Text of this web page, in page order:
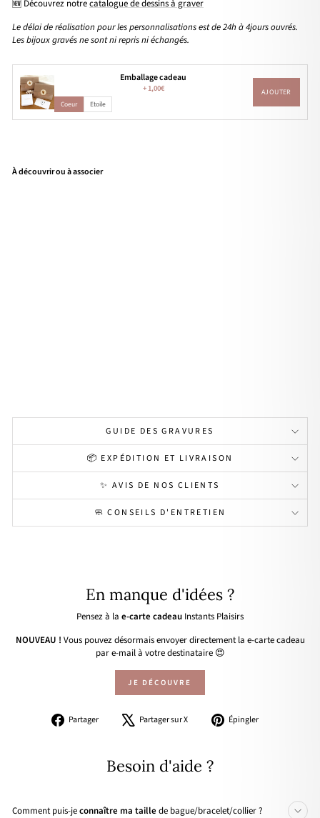
🆕 Découvrez notrecatalogue de dessins à graver
Le délai de réalisation pour les personnalisations est de 24h à 4jours ouvrés.
Les bijoux gravés ne sont ni repris ni échangés.
Emballage cadeau
+1,00€
Coeur Etoile
AJOUTER
À découvrir ou à associer
GUIDE DES GRAVURES
📦 EXPÉDITION ET LIVRAISON
✨ AVIS DE NOS CLIENTS
🧼 CONSEILS D'ENTRETIEN
En manque d'idées ?
Pensez à la e-carte cadeau Instants Plaisirs
NOUVEAU ! Vous pouvez désormais envoyer directement la e-carte cadeau
par e-mail à votre destinataire 😍
JE DÉCOUVRE
Partager
PartagerPartager sur X
Tweeter Épingler
Besoin d'aide ?
Comment puis-jeconnaître ma taille de bague/bracelet/collier ?